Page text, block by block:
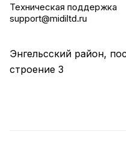
Техническая поддержка
support@midiltd.ru
Энгельсский район,
строение 3